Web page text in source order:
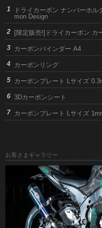
ドライカーボン ナンバーホ
mon Design
[限定販売!]ドライカーボン カ
カーボンバインダー A4
カーボンリング
カーボンプレート Lサイズ
3Dカーボンシート
カーボンプレート Lサイズ
お客さまギャラリー